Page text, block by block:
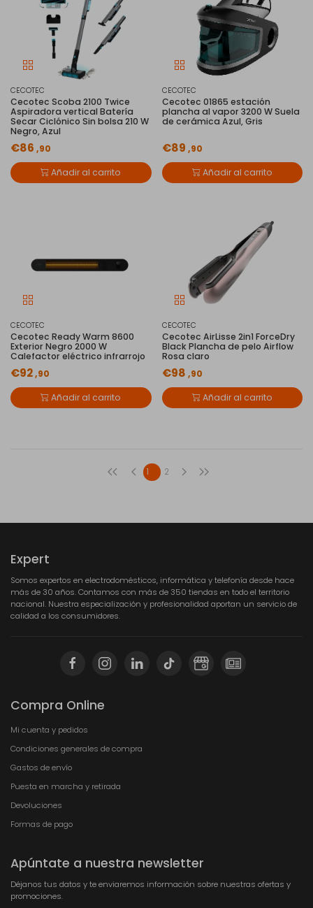
CECOTEC
Cecotec Scoba 2100 Twice
Aspiradora vertical Batería
Secar Ciclónico Sin bolsa 210 W
Negro, Azul
€86 ,90
Añadir al carrito
CECOTEC
Cecotec 01865 estación
plancha al vapor 3200 W Suela
de cerámica Azul, Gris
€89 ,90
Añadir al carrito
CECOTEC
Cecotec Ready Warm 8600
Exterior Negro 2000 W
Calefactor eléctrico infrarrojo
€92,90
Añadir al carrito
CECOTEC
Cecotec AirLisse 2in1 ForceDry
Black Plancha de pelo Airflow
Rosa claro
€98 ,90
Añadir al carrito
1 2
Expert
Somos expertos en electrodomésticos, informática y telefonía desde hace
más de 30 años. Contamos con más de 350 tiendas en todo el territorio
nacional. Nuestra especialización y profesionalidad aportan un servicio de
calidad a los consumidores.
Compra Online
Mi cuenta y pedidos
Condiciones generales de compra
Gastos de envío
Puesta en marcha y retirada
Devoluciones
Formas de pago
Apúntate a nuestra newsletter
Déjanos tus datos y te enviaremos información sobre nuestras ofertas y
promociones.